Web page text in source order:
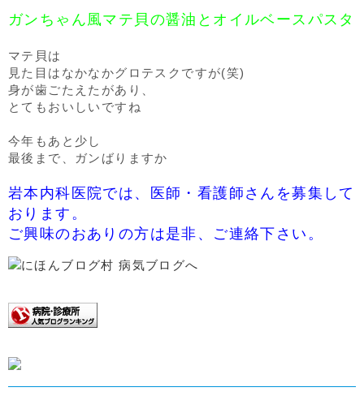
ガンちゃん風マテ貝の醤油とオイルベースパスタ
マテ貝は
見た目はなかなかグロテスクですが(笑)
身が歯ごたえたがあり、
とてもおいしいですね
今年もあと少し
最後まで、ガンばりますか
岩本内科医院では、医師・看護師さんを募集して
おります。
ご興味のおありの方は是非、ご連絡下さい。